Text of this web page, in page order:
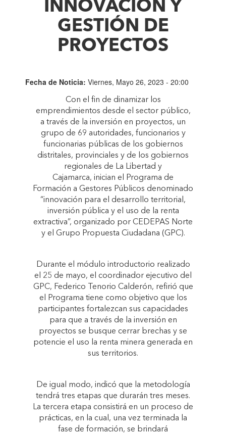
INNOVACIÓN Y
GESTIÓN DE
PROYECTOS
Fecha de Noticia: Viernes, Mayo 26, 2023 - 20:00
Con el fin de dinamizar los
emprendimientos desde el sector público,
a través de la inversión en proyectos, un
grupo de 69 autoridades, funcionarios y
funcionarias públicas de los gobiernos
distritales, provinciales y de los gobiernos
regionales de La Libertad y
Cajamarca, inician el Programa de
Formación a Gestores Públicos denominado
“innovación para el desarrollo territorial,
inversión pública y el uso de la renta
extractiva”, organizado por CEDEPAS Norte
y el Grupo Propuesta Ciudadana (GPC).
Durante el módulo introductorio realizado
el 25 de mayo, el coordinador ejecutivo del
GPC, Federico Tenorio Calderón, refirió que
el Programa tiene como objetivo que los
participantes fortalezcan sus capacidades
para que a través de la inversión en
proyectos se busque cerrar brechas y se
potencie el uso la renta minera generada en
sus territorios.
De igual modo, indicó que la metodología
tendrá tres etapas que durarán tres meses.
La tercera etapa consistirá en un proceso de
prácticas, en la cual, una vez terminada la
fase de formación, se brindará